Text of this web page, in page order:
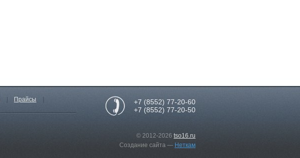
Прайсы
+7 (8552) 77-20-60
+7 (8552) 77-20-50
© 2012-2026 tso16.ru
Создание сайта — Неткам